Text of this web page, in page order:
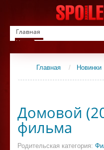
Главная
Новинки
Список фильмов
СериалыГлавная / Новинки
Домовой
фильма
Родительская категория: